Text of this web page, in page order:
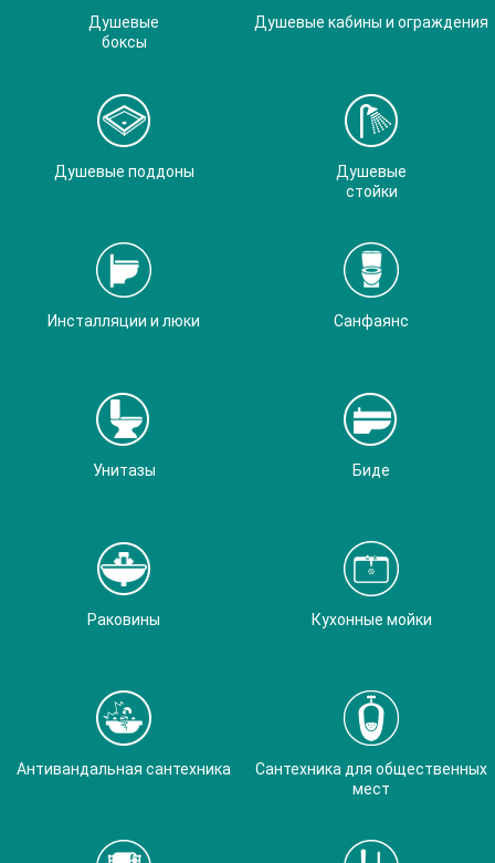
Душевые
боксы
Душевые кабины и ограждения
Душевые поддоны
Душевые
стойки
Инсталляции и люки Санфаянс
Унитазы Биде
Раковины Кухонные мойки
Антивандальная сантехника
Сантехника для общественных
мест